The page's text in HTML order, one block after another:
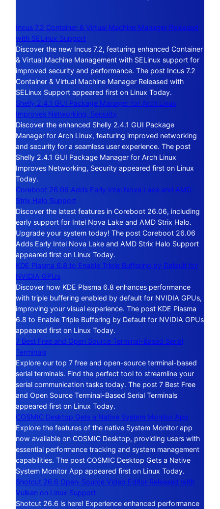
Incus 7.2 Container & Virtual Machine Manager Released
with SELinux Support
Discover the new Incus 7.2, featuring enhanced Container
& Virtual Machine Management with SELinux support for
improved security and performance. The post Incus 7.2
Container & Virtual Machine Manager Released with
SELinux Support appeared first on Linux Today.
Shelly 2.4.1 GUI Package Manager for Arch Linux
Improves Networking, Security
Discover the enhanced Shelly 2.4.1 GUI Package
Manager for Arch Linux, featuring improved networking
and security for a seamless user experience. The post
Shelly 2.4.1 GUI Package Manager for Arch Linux
Improves Networking, Security appeared first on Linux
Today.
Coreboot 26.06 Adds Early Intel Nova Lake and AMD
Strix Halo Support
Discover the latest features in Coreboot 26.06, including
early support for Intel Nova Lake and AMD Strix Halo.
Upgrade your system today! The post Coreboot 26.06
Adds Early Intel Nova Lake and AMD Strix Halo Support
appeared first on Linux Today.
KDE Plasma 6.8 to Enable Triple Buffering by Default for
NVIDIA GPUs
Discover how KDE Plasma 6.8 enhances performance
with triple buffering enabled by default for NVIDIA GPUs,
improving your visual experience. The post KDE Plasma
6.8 to Enable Triple Buffering by Default for NVIDIA GPUs
appeared first on Linux Today.
7 Best Free and Open Source Terminal-Based Serial
Terminals
Explore our top 7 free and open-source terminal-based
serial terminals. Find the perfect tool to streamline your
serial communication tasks today. The post 7 Best Free
and Open Source Terminal-Based Serial Terminals
appeared first on Linux Today.
COSMIC Desktop Gets a Native System Monitor App
Explore the features of the native System Monitor app
now available on COSMIC Desktop, providing users with
essential performance tracking and system management
capabilities. The post COSMIC Desktop Gets a Native
System Monitor App appeared first on Linux Today.
Shotcut 26.6 Open-Source Video Editor Released with
Vulkan on Linux Support
Shotcut 26.6 is here! Experience enhanced performance